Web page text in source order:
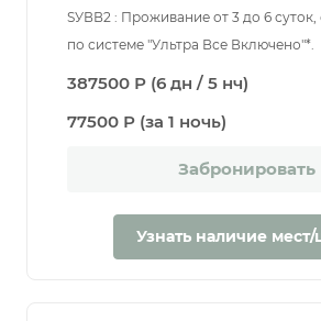
SУВВ2 : Проживание от 3 до 6
по системе "Ультра Все Включено"*.
387500 Р (6 дн / 5 нч)
77500 Р (за 1 ночь)
Забронировать
Узнать наличие мест/